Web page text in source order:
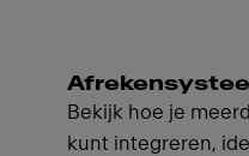
Bekijk hoe je
kunt integreren,